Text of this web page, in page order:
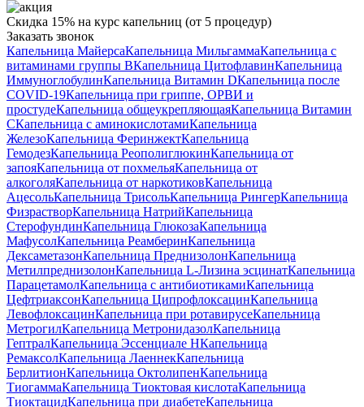
Скидка 15% на курс капельниц (от 5 процедур)
Заказать звонок
Капельница МайерсаКапельница МильгаммаКапельница с
витаминами группы BКапельница ЦитофлавинКапельница
ИммуноглобулинКапельница Витамин DКапельница после
COVID-19Капельница при гриппе, ОРВИ и
простудеКапельница общеукрепляющаяКапельница Витамин
CКапельница с аминокислотамиКапельница
ЖелезоКапельница ФеринжектКапельница
ГемодезКапельница РеополиглюкинКапельница от
запояКапельница от похмельяКапельница от
алкоголяКапельница от наркотиковКапельница
АцесольКапельница ТрисольКапельница РингерКапельница
ФизрастворКапельница НатрийКапельница
СтерофундинКапельница ГлюкозаКапельница
МафусолКапельница РеамберинКапельница
ДексаметазонКапельница ПреднизолонКапельница
МетилпреднизолонКапельница L-Лизина эсцинатКапельница
ПарацетамолКапельница с антибиотикамиКапельница
ЦефтриаксонКапельница ЦипрофлоксацинКапельница
ЛевофлоксацинКапельница при ротавирусеКапельница
МетрогилКапельница МетронидазолКапельница
ГептралКапельница Эссенциале НКапельница
РемаксолКапельница ЛаеннекКапельница
БерлитионКапельница ОктолипенКапельница
ТиогаммаКапельница Тиоктовая кислотаКапельница
ТиоктацидКапельница при диабетеКапельница